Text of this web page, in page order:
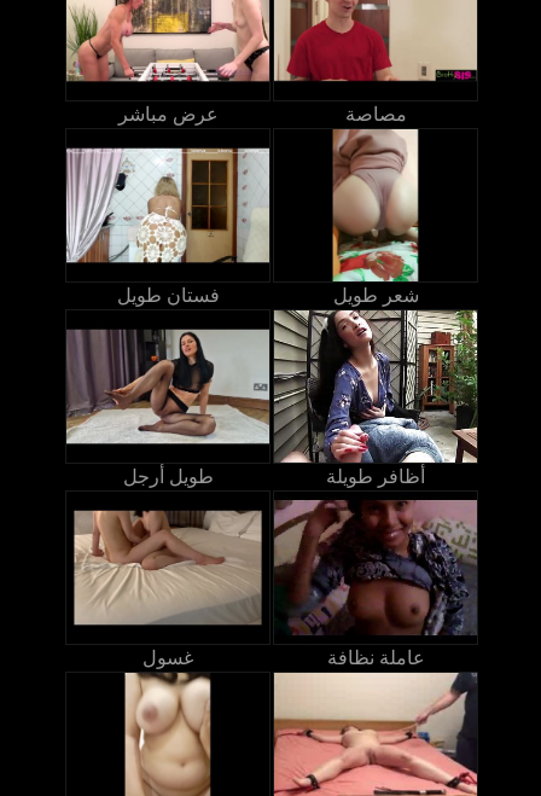
عرض مباشر مصاصة
فستان طويل شعر طويل
طويل أرجل أظافر طويلة
غسول عاملة نظافة